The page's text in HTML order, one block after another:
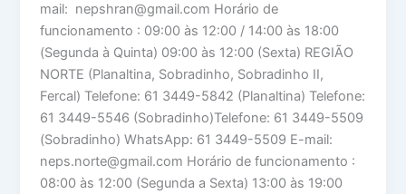
mail: nepshran@gmail.com Horário de
funcionamento : 09:00 às 12:00 / 14:00 às 18:00
(Segunda à Quinta) 09:00 às 12:00 (Sexta) REGIÃO
NORTE (Planaltina, Sobradinho, Sobradinho II,
Fercal) Telefone: 61 3449-5842 (Planaltina) Telefone:
61 3449-5546 (Sobradinho)Telefone: 61 3449-5509
(Sobradinho) WhatsApp: 61 3449-5509 E-mail:
neps.norte@gmail.com Horário de funcionamento :
08:00 às 12:00 (Segunda a Sexta) 13:00 às 19:00